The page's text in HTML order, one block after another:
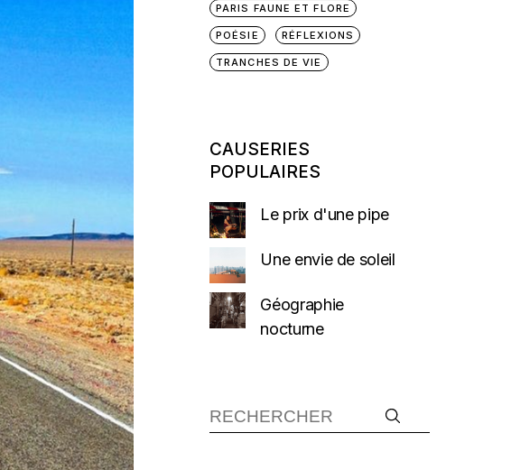
PARIS FAUNE ET FLORE
POÉSIE RÉFLEXIONS
TRANCHES DE VIE
CAUSERIES
POPULAIRES
Le prix d'une pipe
Une envie de soleil
Géographie
nocturne
Recherche :